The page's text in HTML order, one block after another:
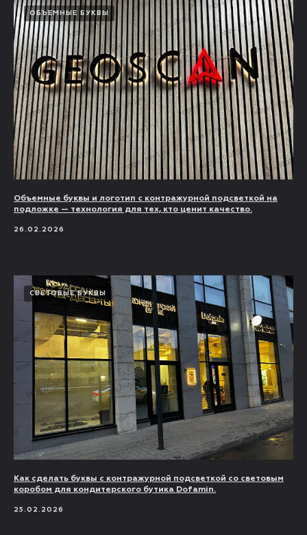
ОБЪЕМНЫЕ БУКВЫ
Объемные буквы и логотип с контражурной подсветкой на
подложке — технология для тех, кто ценит качество.
26.02.2026
СВЕТОВЫЕ БУКВЫ
Как сделать буквы с контражурной подсветкой со световым
коробом для кондитерского бутика Dofamin.
25.02.2026